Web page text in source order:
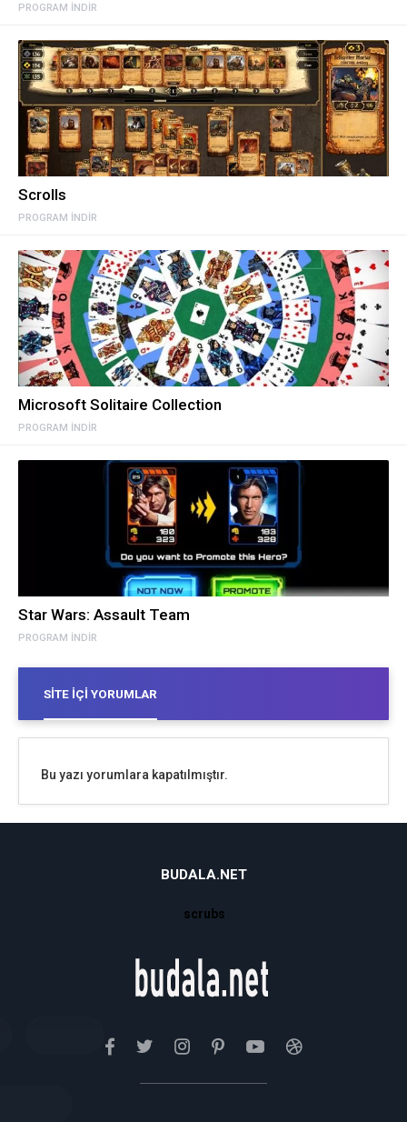
PROGRAM INDIR
PROGRAM INDIR
Scrolls
PROGRAM INDIR
Microsoft Solitaire Collection
PROGRAM INDIR
Star Wars: Assault Team
SITE İÇI YORUMLAR
Bu yazı yorumlara kapatılmıştır.
BUDALA.NET
scrubs